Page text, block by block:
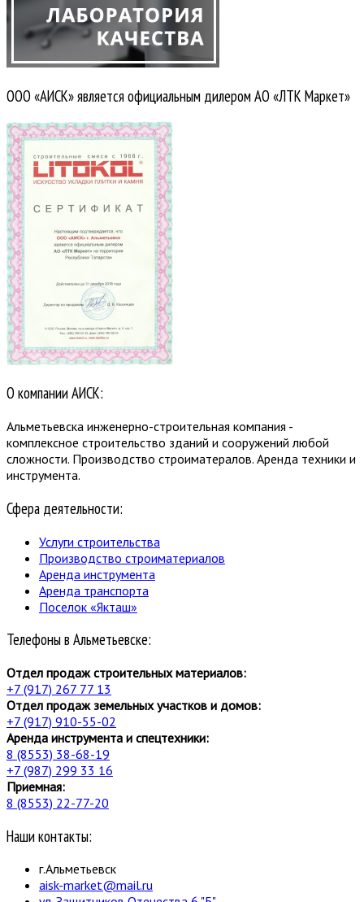
ООО «АИСК» является официальным дилером АО «ЛТК Маркет»
О компании АИСК:
Альметьевска инженерно-строительная компания -
комплексное строительство зданий и сооружений любой
сложности. Производство строиматералов. Аренда техники и
инструмента.
Сфера деятельности:
Услуги строительства
Производство строиматериалов
Аренда инструмента
Аренда транспорта
Поселок «Якташ»
Телефоны в Альметьевске:
Отдел продаж строительных материалов:
+7 (917) 267 77 13
Отдел продаж земельных участков и домов:
+7 (917) 910-55-02
Аренда инструмента и спецтехники:
8 (8553) 38-68-19
+7 (987) 299 33 16
Приемная:
8 (8553) 22-77-20
Наши контакты:
г.Альметьевск
aisk-market@mail.ru